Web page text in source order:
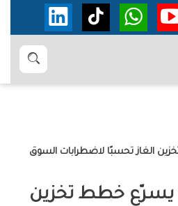
بحث
الغاز تحسبًا لاضطرابات السوق
يسرّع خطط تخزين